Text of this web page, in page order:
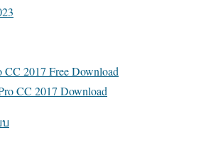
CC 2017 Free Download
CC 2017 Download